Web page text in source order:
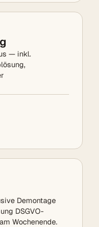
— inkl.
Demontage
DSGVO-
Wochenende.